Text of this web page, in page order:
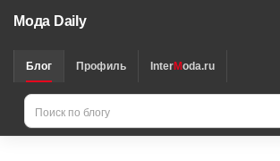
Мода Daily
Блог Профиль InterModa.ru